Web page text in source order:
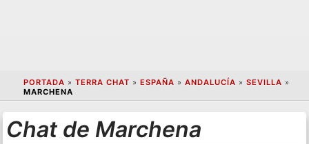
PORTADA » TERRA CHAT » ESPAÑA » ANDALUCÍA » SEVILLA »
MARCHENA
Chat de Marchena